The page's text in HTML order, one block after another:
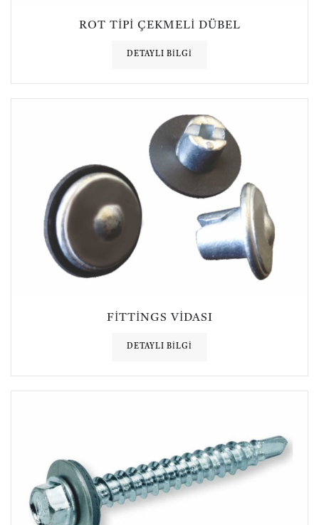
ROT TIPI ÇEKMELI DÜBEL
DETAYLI BILGI
FITTINGS VIDASI
DETAYLI BILGI